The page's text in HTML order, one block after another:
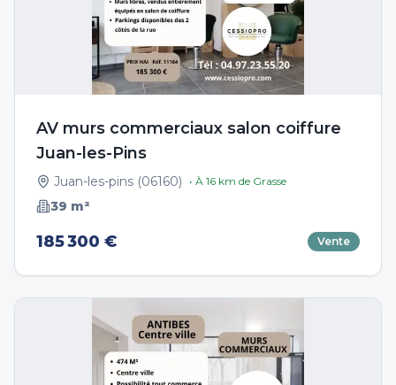
AV murs commerciaux salon coiffure
Juan-les-Pins
Juan-les-pins (06160) • À 16 km de Grasse
39 m²
185 300 € Vente